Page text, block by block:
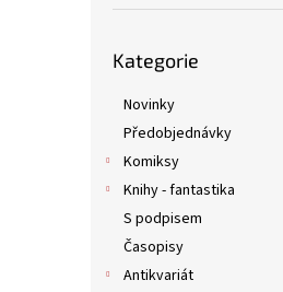
kategorie
Kategorie
Novinky
Předobjednávky
Komiksy
Knihy - fantastika
S podpisem
Časopisy
Antikvariát